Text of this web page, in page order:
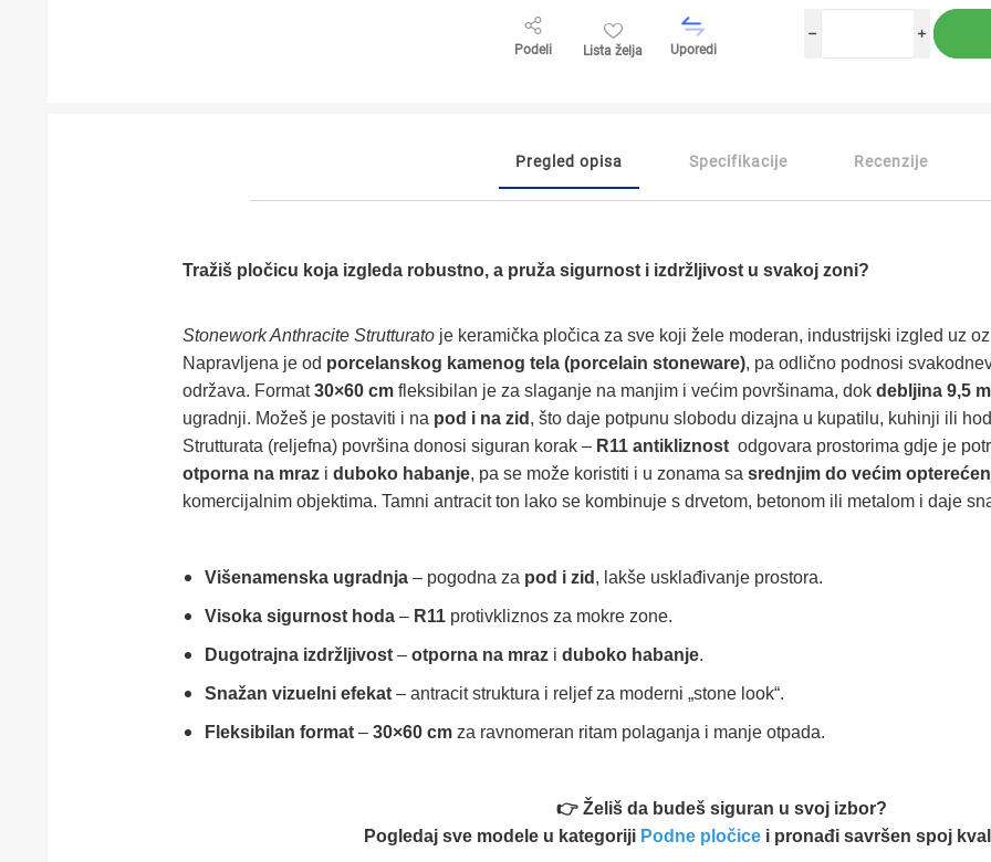
Podeli Lista želja Uporedi
i
h
Pregled opisa Specifikacije Recenzije
Tražiš pločicu koja izgleda robustno, a pruža sigurnost i izdržljivost u svakoj zoni?
Stonework Anthracite Strutturatoje keramička pločica za sve koji žele moderan, industrijski izgled uz
Napravljena je od porcelanskog kamenog tela (porcelain stoneware), pa odlično podnosi
održava. Format30×60 cmfleksibilan je za slaganje na manjim i većim površinama, dok debljina 9,5
ugradnji. Možeš je postaviti i na pod i na zid , što daje potpunu slobodu dizajna u kupatilu, kuhinji ili
Strutturata (reljefna) površina donosi siguran korak – R11 antikliznostodgovara prostorima gdje je
otporna na mrazi duboko habanje, pa se može koristiti i u zonama sa srednjim do većim
komercijalnim objektima. Tamni antracit ton lako se kombinuje s drvetom, betonom ili metalom i daje
Višenamenska ugradnja– pogodna za pod i zid , lakše usklađivanje prostora.
Visoka sigurnost hoda– R11protivkliznos za mokre zone.
Dugotrajna izdržljivost– otporna na mrazi duboko habanje.
Snažan vizuelni efekat– antracit struktura i reljef za moderni „stone look“.
Fleksibilan format– 30×60 cmza ravnomeran ritam polaganja i manje otpada.
👉 Želiš da budeš siguran u svoj izbor?
Pogledaj sve modele u kategoriji Podne pločicei pronađi savršen spoj